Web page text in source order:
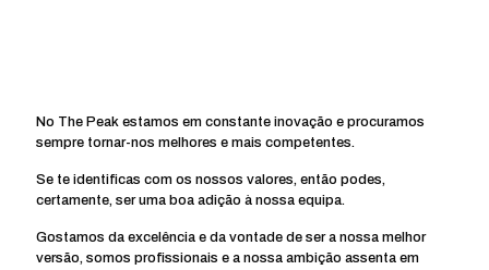
No The Peak estamos em constante inovação e procuramos
sempre tornar-nos melhores e mais competentes.
Se te identificas com os nossos valores, então podes,
certamente, ser uma boa adição à nossa equipa.
Gostamos da excelência e da vontade de ser a nossa melhor
versão, somos profissionais e a nossa ambição assenta em